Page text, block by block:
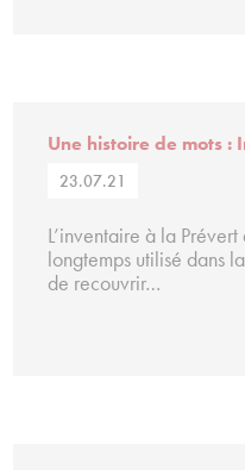
Une histoire de mots :
23.07.21
L’inventaire à la
longtemps utilisé dans
de recouvrir…